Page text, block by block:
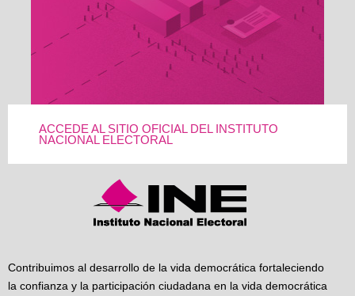
ACCEDE AL SITIO OFICIAL DEL INSTITUTO
NACIONAL ELECTORAL
Contribuimos al desarrollo de la vida democrática fortaleciendo
la confianza y la participación ciudadana en la vida democrática